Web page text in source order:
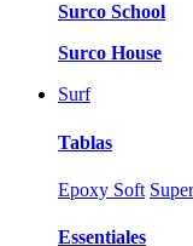
Surco School
Surco House
Surf
Tablas
Epoxy Soft
Essentiales